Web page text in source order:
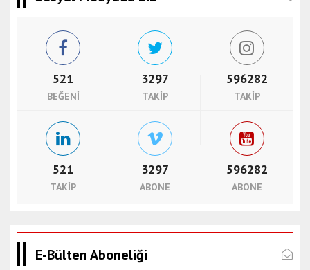
521
BEĞENI
3297
TAKIP
596282
TAKIP
521
TAKIP
3297
ABONE
596282
ABONE
E-Bülten Aboneliği